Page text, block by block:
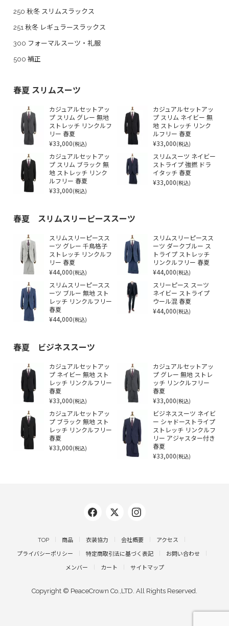
250 秋冬 スリムスラックス
251 秋冬 レギュラースラックス
300 フォーマルスーツ・礼服
500 補正
春夏 スリムスーツ
カジュアルセットアッ
プ スリム グレー 無地
ストレッチ リンクルフ
リー 春夏
¥33,000(税込)
カジュアルセットアッ
プ スリム ネイビー 無
地 ストレッチ リンク
ルフリー 春夏
¥33,000(税込)
カジュアルセットアッ
プ スリム ブラック 無
地 ストレッチ リンク
ルフリー 春夏
¥33,000(税込)
スリムスーツ ネイビー
ストライプ 強撚 ドラ
イタッチ 春夏
¥33,000(税込)
春夏 スリムスリーピーススーツ
スリムスリーピースス
ーツ グレー 千鳥格子
ストレッチ リンクルフ
リー 春夏
¥44,000(税込)
スリムスリーピースス
ーツ ダークブルー ス
トライプ ストレッチ
リンクルフリー 春夏
¥44,000(税込)
スリムスリーピースス
ーツ ブルー 無地 スト
レッチ リンクルフリー
春夏
¥44,000(税込)
スリーピース スーツ
ネイビー ストライプ
ウール混 春夏
¥44,000(税込)
春夏 ビジネススーツ
カジュアルセットアッ
プ ネイビー 無地 スト
レッチ リンクルフリー
春夏
¥33,000(税込)
カジュアルセットアッ
プ グレー 無地 ストレ
ッチ リンクルフリー
春夏
¥33,000(税込)
カジュアルセットアッ
プ ブラック 無地 スト
レッチ リンクルフリー
春夏
¥33,000(税込)
ビジネススーツ ネイビ
ー シャドーストライプ
ストレッチ リンクルフ
リー アジャスター付き
春夏
¥33,000(税込)
TOP 商品 衣装協力 会社概要 アクセス
プライバシーポリシー 特定商取引法に基づく表記 お問い合わせ
メンバー カート サイトマップ
Copyright © PeaceCrown Co.,LTD. All Rights Reserved.